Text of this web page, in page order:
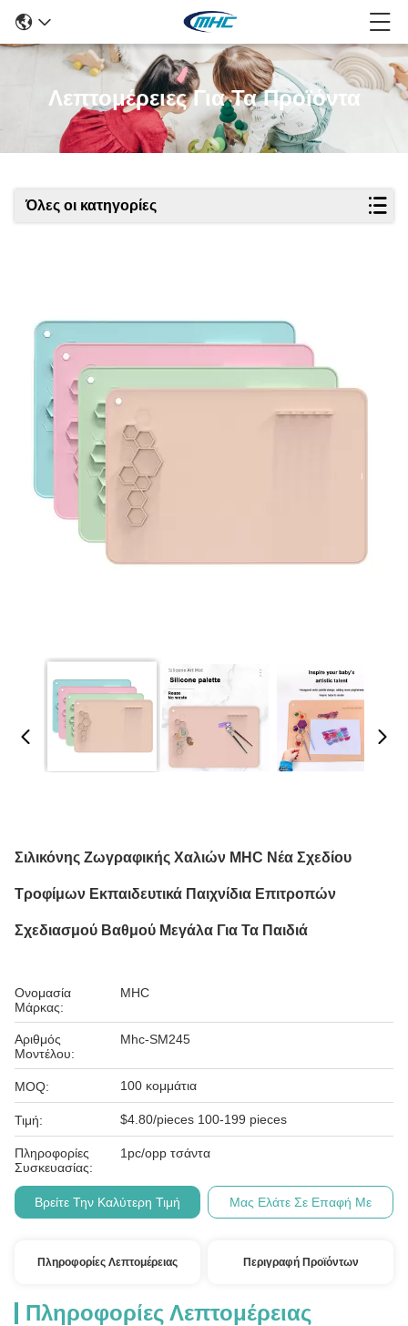
Λεπτομέρειες Για Τα Προϊόντα
Όλες οι κατηγορίες
Σιλικόνης Ζωγραφικής Χαλιών MHC Νέα Σχεδίου
Τροφίμων Εκπαιδευτικά Παιχνίδια Επιτροπών
Σχεδιασμού Βαθμού Μεγάλα Για Τα Παιδιά
Ονομασία
Μάρκας:
MHC
Αριθμός
Μοντέλου:
Mhc-SM245
MOQ: 100 κομμάτια
Τιμή: $4.80/pieces 100-199 pieces
Πληροφορίες
Συσκευασίας:
1pc/opp τσάντα
Βρείτε Την Καλύτερη Τιμή Μας Ελάτε Σε Επαφή Με
Πληροφορίες Λεπτομέρειας Περιγραφή Προϊόντων
Πληροφορίες Λεπτομέρειας